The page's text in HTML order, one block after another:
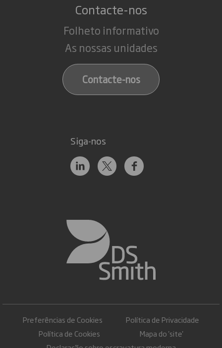
Contacte-nos
Folheto informativo
As nossas unidades
Contacte-nos
Siga-nos
Preferências de Cookies
Política de Privacidade
Política de Cookies
Mapa do 'site'